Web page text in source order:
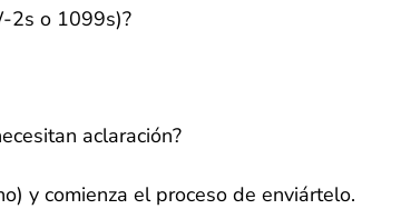
2s o 1099s)?
aclaración?
y comienza el proceso de enviártelo.